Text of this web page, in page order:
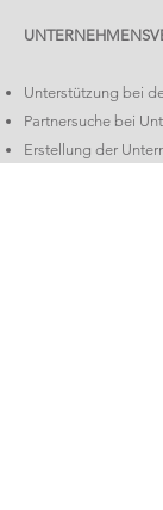
Unterstützung bei
Partnersuche bei
Erstellung der